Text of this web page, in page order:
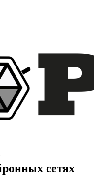
сетях